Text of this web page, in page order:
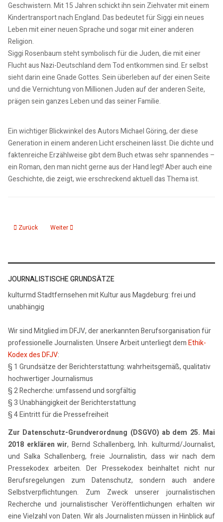
Geschwistern. Mit 15 Jahren schickt ihn sein Ziehvater mit einem
Kindertransport nach England. Das bedeutet für Siggi ein neues
Leben mit einer neuen Sprache und sogar mit einer anderen
Religion.
Siggi Rosenbaum steht symbolisch für die Juden, die mit einer
Flucht aus Nazi-Deutschland dem Tod entkommen sind. Er selbst
sieht darin eine Gnade Gottes. Sein überleben auf der einen Seite
und die Vernichtung von Millionen Juden auf der anderen Seite,
prägen sein ganzes Leben und das seiner Familie.
Ein wichtiger Blickwinkel des Autors Michael Göring, der diese
Generation in einem anderen Licht erscheinen lässt. Die dichte und
faktenreiche Erzählweise gibt dem Buch etwas sehr spannendes –
ein Roman, den man nicht gerne aus der Hand legt! Aber auch eine
Geschichte, die zeigt, wie erschreckend aktuell das Thema ist.
Vorheriger Beitrag: Rezension Meike Winnemuth: Bin im Garten
Zurück Nächster Beitrag: Rezension Iwan-Michelangelo D'Aprile
Weiter
JOURNALISTISCHE GRUNDSÄTZE
kulturmd Stadtfernsehen mit Kultur aus Magdeburg: frei und
unabhängig
Wir sind Mitglied im DFJV, der anerkannten Berufsorganisation für
professionelle Journalisten. Unsere Arbeit unterliegt demEthik-
Kodex des DFJV:
§ 1 Grundsätze der Berichterstattung: wahrheitsgemäß, qualitativ
hochwertiger Journalismus
§ 2 Recherche: umfassend und sorgfältig
§ 3 Unabhängigkeit der Berichterstattung
§ 4 Eintritt für die Pressefreiheit
Zur Datenschutz-Grundverordnung (DSGVO) ab dem 25. Mai
2018 erklären wir, Bernd Schallenberg, Inh. kulturmd/Journalist,
und Salka Schallenberg, freie Journalistin, dass wir nach dem
Pressekodex arbeiten. Der Pressekodex beinhaltet nicht nur
Berufsregelungen zum Datenschutz, sondern auch andere
Selbstverpflichtungen. Zum Zweck unserer journalistischen
Recherche und journalistischer Veröffentlichungen erhalten wir
eine Vielzahl von Daten. Wir als Journalisten müssen in Hinblick auf